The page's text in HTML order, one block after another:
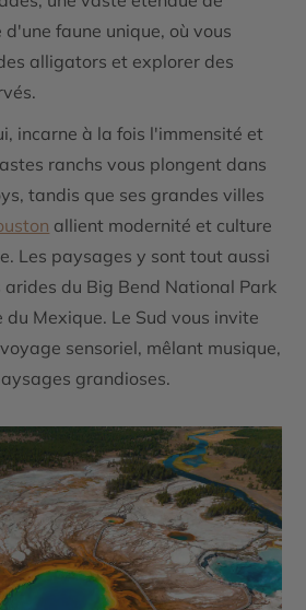
faune unique, où vous
alligators et explorer des
incarne à la fois l'immensité et
ranchs vous plongent dans
tandis que ses grandes villes
allient modernité et culture
Les paysages y sont tout aussi
arides du Big Bend National Park
du Mexique. Le Sud vous invite
sensoriel, mêlant musique,
grandioses.